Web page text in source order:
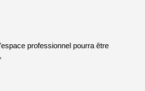
,